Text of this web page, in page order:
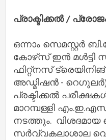
പ്രാക്ടിക്കൽ /
ഒന്നാം
കോഴ്‌സ് ഇൻ മൾട്ടി
ഫിറ്റ്‌നസ്
അഡ്മിഷൻ -
പ്രക്ടിക്കൽ
മാറമ്പള്ളി
നടത്തും. വിശദമായ
സർവ്വകലാശാല